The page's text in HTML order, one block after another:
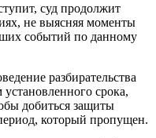
суд продолжит
не выясняя моменты
событий по данному
разбирательства
срока,
добиться защиты
который пропущен.